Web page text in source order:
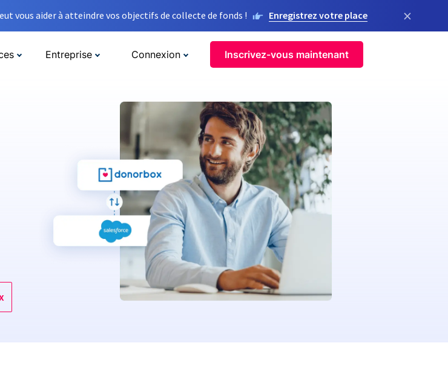
vous aider à atteindre vos objectifs de collecte de fonds ! Enregistrez votre place ×
Entreprise Connexion Inscrivez-vous maintenant